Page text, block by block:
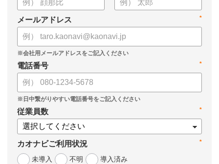
*
メールアドレス
*
電話番号
*
従業員数
*
カオナビご利用状況
未導入
不明 導入済み